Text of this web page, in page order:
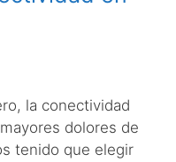
la conectividad
dolores de
tenido que elegir